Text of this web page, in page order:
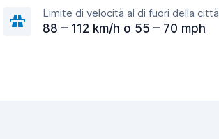
Limite di velocità al di fuori della città
88 – 112 km/h o 55 – 70 mph